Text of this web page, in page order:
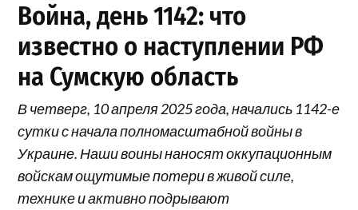
Война, день 1142: что
известно о наступлении РФ
на Сумскую область
В четверг, 10 апреля 2025 года, начались 1142-е
сутки с начала полномасштабной войны в
Украине. Наши воины наносят оккупационным
войскам ощутимые потери в живой силе,
технике и активно подрывают